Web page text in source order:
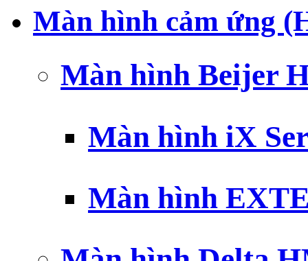
Màn hình cảm ứng
Màn hình Beijer
Màn hình iX
Màn hình